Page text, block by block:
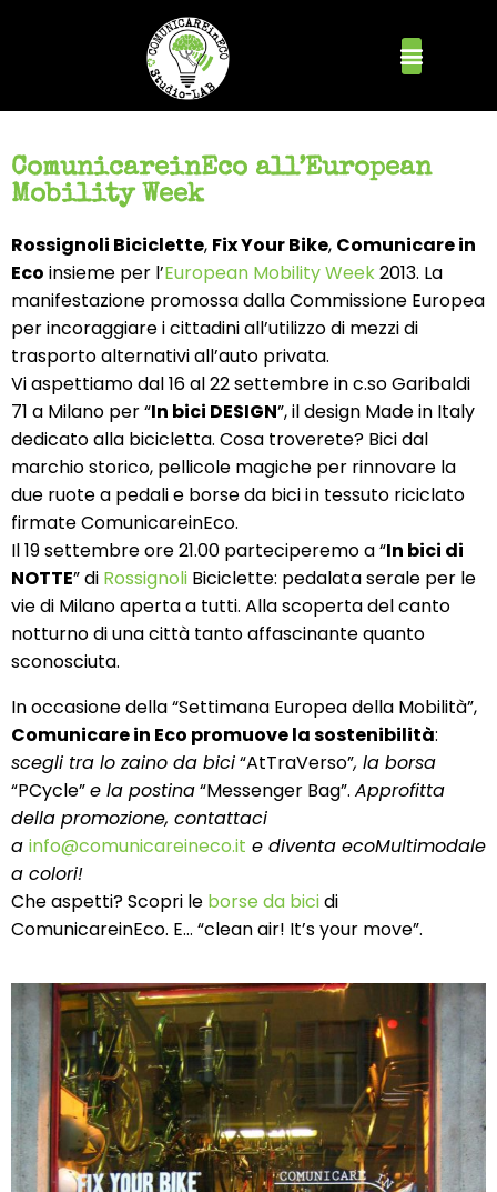
ComunicareinEco all’European
Mobility Week
Rossignoli Biciclette, Fix Your Bike, Comunicare in
Eco insieme per l’European Mobility Week2013. La
manifestazione promossa dalla Commissione Europea
per incoraggiare i cittadini all’utilizzo di mezzi di
trasporto alternativi all’auto privata.
Vi aspettiamo dal 16 al 22 settembre in c.so Garibaldi
71 a Milano per “In bici DESIGN”, il design Made in Italy
dedicato alla bicicletta. Cosa troverete? Bici dal
marchio storico, pellicole magiche per rinnovare la
due ruote a pedali e borse da bici in tessuto riciclato
firmate ComunicareinEco.
Il 19 settembre ore 21.00 parteciperemo a “In bici di
NOTTE” di Rossignoli Biciclette: pedalata serale per le
vie di Milano aperta a tutti. Alla scoperta del canto
notturno di una città tanto affascinante quanto
sconosciuta.
In occasione della “Settimana Europea della Mobilità”,
Comunicare in Eco promuove la sostenibilità:
scegli tra lo zaino da bici“AtTraVerso”, la borsa
“PCycle”e la postina“Messenger Bag”. Approfitta
della promozione, contattaci
a info@comunicareineco.it e diventa ecoMultimodale
a colori!
Che aspetti? Scopri le borse da bicidi
ComunicareinEco. E… “clean air! It’s your move”.